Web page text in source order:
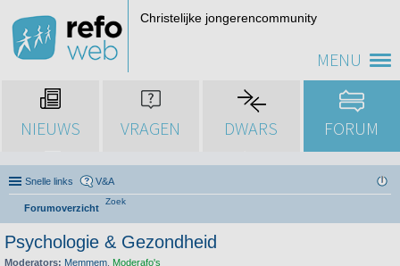
MENU
Christelijke jongerencommunity
NIEUWS VRAGEN DWARS FORUM
Snelle links V&A
Forumoverzicht
Zoek
Psychologie & Gezondheid
Moderators: Memmem Moderafo's